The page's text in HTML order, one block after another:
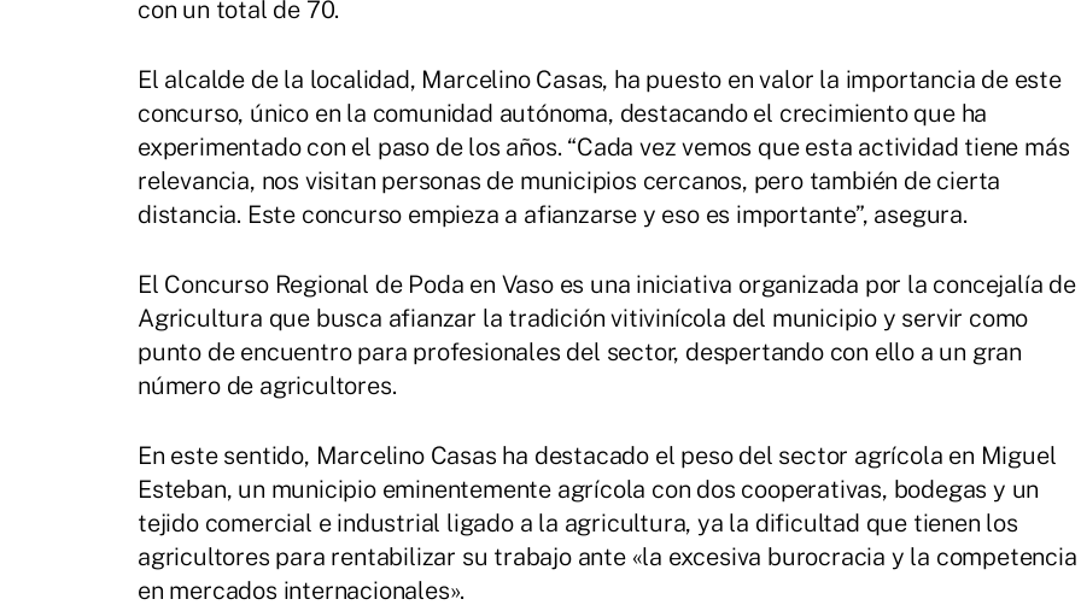
con un total de 70.
El alcalde de la localidad, Marcelino Casas, ha puesto en valor la importancia de este
concurso, único en la comunidad autónoma, destacando el crecimiento que ha
experimentado con el paso de los años. “Cada vez vemos que esta actividad tiene más
relevancia, nos visitan personas de municipios cercanos, pero también de cierta
distancia. Este concurso empieza a afianzarse y eso es importante”, asegura.
El Concurso Regional de Poda en Vaso es una iniciativa organizada por la concejalía de
Agricultura que busca afianzar la tradición vitivinícola del municipio y servir como
punto de encuentro para profesionales del sector, despertando con ello a un gran
número de agricultores.
En este sentido, Marcelino Casas ha destacado el peso del sector agrícola en Miguel
Esteban, un municipio eminentemente agrícola con dos cooperativas, bodegas y un
tejido comercial e industrial ligado a la agricultura, ya la dificultad que tienen los
agricultores para rentabilizar su trabajo ante «la excesiva burocracia y la competencia
en mercados internacionales».